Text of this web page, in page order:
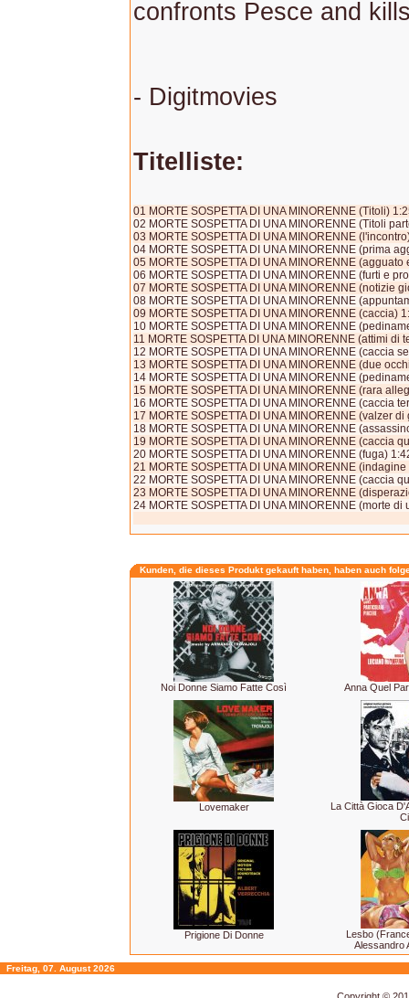
confronts Pesce and
- Digitmovies
Titelliste:
01 MORTE SOSPETTA DI UNA MINORENNE (Titoli)
02 MORTE SOSPETTA DI UNA MINORENNE (Titoli
03 MORTE SOSPETTA DI UNA MINORENNE
04 MORTE SOSPETTA DI UNA MINORENNE (prima
05 MORTE SOSPETTA DI UNA MINORENNE
06 MORTE SOSPETTA DI UNA MINORENNE (furti e
07 MORTE SOSPETTA DI UNA MINORENNE (notizie
08 MORTE SOSPETTA DI UNA MINORENNE
09 MORTE SOSPETTA DI UNA MINORENNE (caccia)
10 MORTE SOSPETTA DI UNA MINORENNE
11 MORTE SOSPETTA DI UNA MINORENNE (attimi di
12 MORTE SOSPETTA DI UNA MINORENNE (caccia
13 MORTE SOSPETTA DI UNA MINORENNE (due
14 MORTE SOSPETTA DI UNA MINORENNE
15 MORTE SOSPETTA DI UNA MINORENNE (rara
16 MORTE SOSPETTA DI UNA MINORENNE (caccia
17 MORTE SOSPETTA DI UNA MINORENNE (valzer
18 MORTE SOSPETTA DI UNA MINORENNE
19 MORTE SOSPETTA DI UNA MINORENNE (caccia
20 MORTE SOSPETTA DI UNA MINORENNE (fuga)
21 MORTE SOSPETTA DI UNA MINORENNE
22 MORTE SOSPETTA DI UNA MINORENNE (caccia
23 MORTE SOSPETTA DI UNA MINORENNE
24 MORTE SOSPETTA DI UNA MINORENNE (morte
Kunden, die dieses Produkt gekauft haben, haben auch
Noi Donne Siamo Fatte Così Anna Quel
Lovemaker
La Città Gioca
Prigione Di Donne
Lesbo
Alessandro
Freitag, 07. August 2026